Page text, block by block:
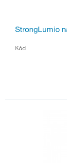
StrongLumio
Kód